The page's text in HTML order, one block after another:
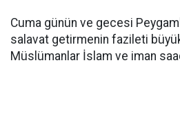
Cuma günün ve gecesi
salavat getirmenin fazileti
Müslümanlar İslam ve iman